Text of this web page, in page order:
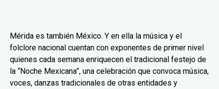
Mérida es también México. Y en ella la música y el
folclore nacional cuentan con exponentes de primer nivel
quienes cada semana enriquecen el tradicional festejo de
la “Noche Mexicana”, una celebración que convoca música,
voces, danzas tradicionales de otras entidades y